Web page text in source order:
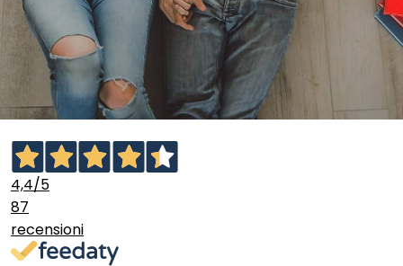
4,4/5
87
recensioni